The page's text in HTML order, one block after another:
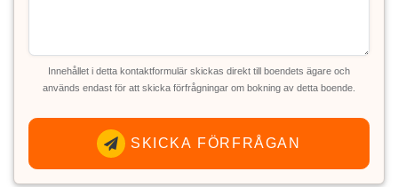
Innehållet i detta kontaktformulär skickas direkt till boendets ägare och
används endast för att skicka förfrågningar om bokning av detta boende.
SKICKA FÖRFRÅGAN